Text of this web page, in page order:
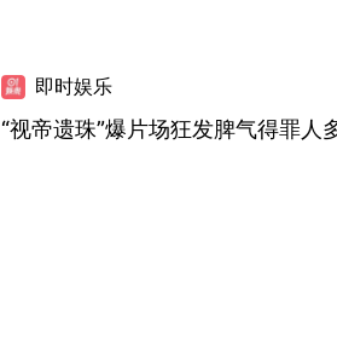
即时娱乐
“视帝遗珠”爆片场狂发脾气得罪